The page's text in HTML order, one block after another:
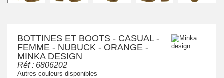
BOTTINES ET BOOTS - CASUAL -
FEMME - NUBUCK - ORANGE -
MINKA DESIGN
Réf : 6806202
Autres couleurs disponibles